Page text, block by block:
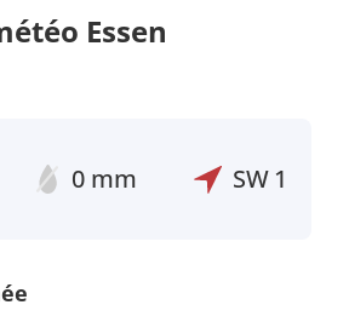
Essen
0 mm SW 1